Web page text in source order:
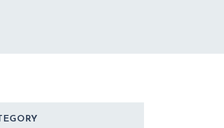
ショッピングガイド